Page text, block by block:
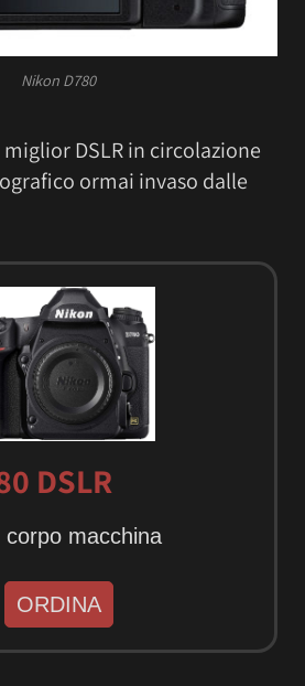
Nikon D780
miglior DSLR in circolazione
ormai invaso dalle
DSLR
macchina
ORDINA